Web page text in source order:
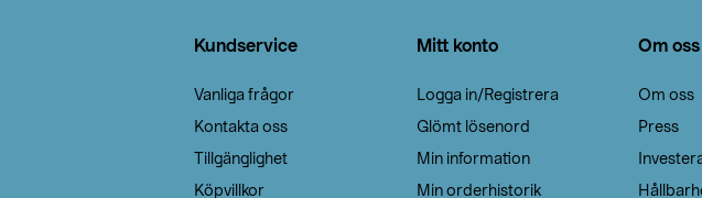
Kundservice
Vanliga frågor
Kontakta oss
Tillgänglighet
Köpvillkor
Mitt konto
Logga in/Registrera
Glömt lösenord
Min information
Min orderhistorik
Om oss
Om oss
Press